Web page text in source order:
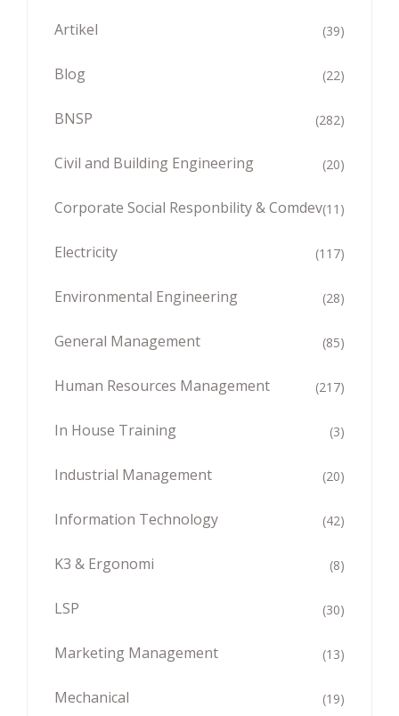
Artikel (39)
Blog (22)
BNSP (282)
Civil and Building Engineering (20)
Corporate Social Responbility & Comdev(11)
Electricity (117)
Environmental Engineering (28)
General Management (85)
Human Resources Management (217)
In House Training (3)
Industrial Management (20)
Information Technology (42)
K3 & Ergonomi (8)
LSP (30)
Marketing Management (13)
Mechanical (19)